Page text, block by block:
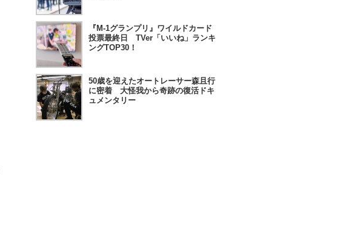
『M-1グランプリ』ワイルドカード
投票最終日 TVer「いいね」ランキ
ングTOP30！
50歳を迎えたオートレーサー森且行
に密着 大怪我から奇跡の復活ドキ
ュメンタリー